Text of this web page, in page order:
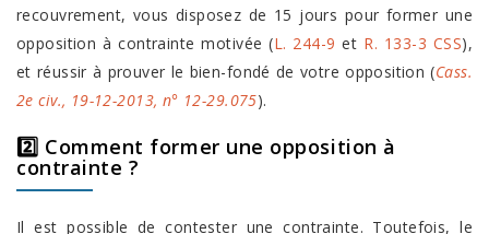
recouvrement, vous disposez de 15 jours pour former une
opposition à contrainte motivée (L. 244-9 et R. 133-3 CSS),
et réussir à prouver le bien-fondé de votre opposition (Cass.
2e civ., 19-12-2013, n° 12-29.075).
2️⃣ Comment former une opposition à
contrainte ?
Il est possible de contester une contrainte. Toutefois, le